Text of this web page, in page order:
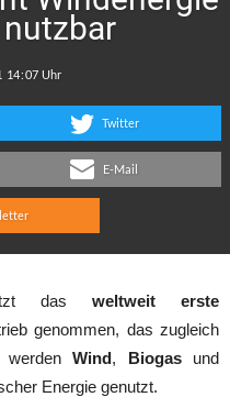
:
Twitter
E-Mail
das weltweit erste
genommen, das zugleich
werdenWind, Biogasund
Energie genutzt.